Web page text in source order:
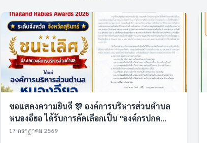
ขอแสดงความยินดี 🎊 องค์การบริหารส่วนตำบล
หนองอียอ ได้รับการคัดเลือกเป็น "องค์กรปกค...
17 กรกฎาคม 2569